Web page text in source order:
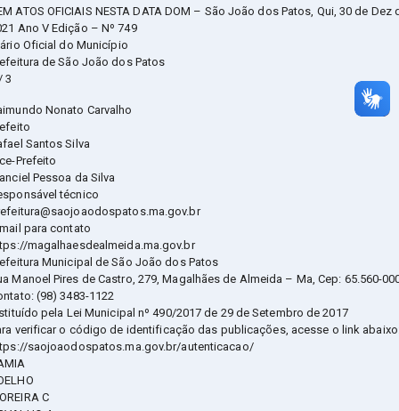
ATOS OFICIAIS NESTA DATA DOM – São João dos Patos, Qui, 30 de Dez
Ano V Edição – Nº 749
Oficial do Município
de São João dos Patos
3
Nonato Carvalho
Santos Silva
Prefeito
Pessoa da Silva
técnico
para contato
magalhaesdealmeida.ma.gov.br
Municipal de São João dos Patos
Manoel Pires de Castro, 279, Magalhães de Almeida – Ma, Cep: 65.560-
(98) 3483-1122
pela Lei Municipal nº 490/2017 de 29 de Setembro de 2017
verificar o código de identificação das publicações, acesse o link
saojoaodospatos.ma.gov.br/autenticacao/
C